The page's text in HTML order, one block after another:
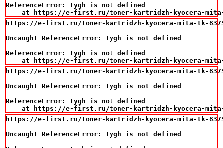
ReferenceError: Tygh is not defined
at https://e-first.ru/toner-kartridzh-kyocera-
https://e-first.ru/toner-kartridzh-kyocera-mita-tk-
Uncaught ReferenceError: Tygh is not defined
ReferenceError: Tygh is not defined
at https://e-first.ru/toner-kartridzh-kyocera-
https://e-first.ru/toner-kartridzh-kyocera-mita-tk-
Uncaught ReferenceError: Tygh is not defined
ReferenceError: Tygh is not defined
at https://e-first.ru/toner-kartridzh-kyocera-
https://e-first.ru/toner-kartridzh-kyocera-mita-tk-
Uncaught ReferenceError: Tygh is not defined